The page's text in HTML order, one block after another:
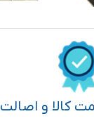
کالا و اصالت